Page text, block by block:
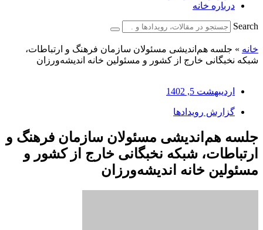
درباره خانه
Search
خانه » جلسه هم‌اندیشی مسئولان سازمان فرهنگ و ارتباطات،
شبکه نخبگانی خارج از کشور و مسئولین خانه اندیشه‌ورزان
اردیبهشت 5, 1402
گزارش رویدادها
جلسه هم‌اندیشی مسئولان سازمان فرهنگ و
ارتباطات، شبکه نخبگانی خارج از کشور و
مسئولین خانه اندیشه‌ورزان